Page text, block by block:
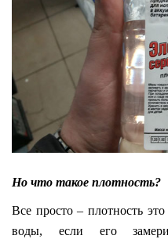
Но что такое плотность?
Все просто – плотность
воды, если его